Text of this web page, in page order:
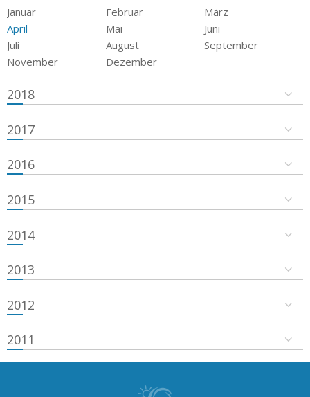
Januar Februar
März
April
Mai
Juni
Juli
August
September
November
Dezember
2018
2017
2016
2015
2014
2013
2012
2011